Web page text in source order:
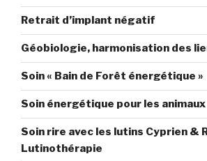
Retrait d’implant négatif
Géobiologie, harmonisation des
Soin « Bain de Forêt énergétique »
Soin énergétique pour les animaux
Soin rire avec les lutins Cyprien &
Lutinothérapie